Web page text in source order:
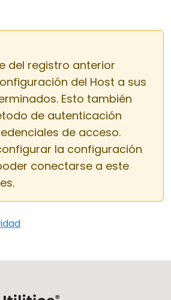
del registro anterior
del Host a sus
Esto también
de autenticación
de acceso.
la configuración
conectarse a este